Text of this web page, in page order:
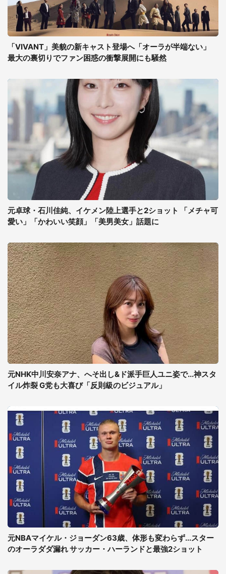
「VIVANT」美貌の新キャスト登場へ「オーラが半端ない」
最大の裏切りでファン困惑の衝撃展開にも騒然
元卓球・石川佳純、イケメン陸上選手と2ショット 「メチャ可
愛い」「かわいい笑顔」「美男美女」話題に
元NHK中川安奈アナ、へそ出し&ド派手巨人ユニ姿で...神スタ
イル炸裂 G党も大喜び「反則級のビジュアル」
元NBAマイケル・ジョーダン63歳、体形も変わらず...スター
のオーラダダ漏れ サッカー・ハーランドと最強2ショット